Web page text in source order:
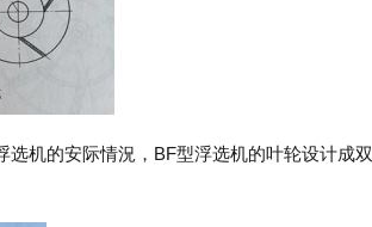
机的安际情況，BF型浮选机的叶轮设计成双